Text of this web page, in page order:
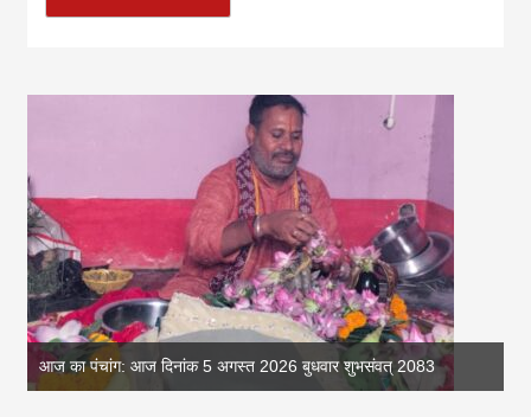
आज का पंचांग: आज दिनांक 5 अगस्त 2026 बुधवार शुभसंवत् 2083